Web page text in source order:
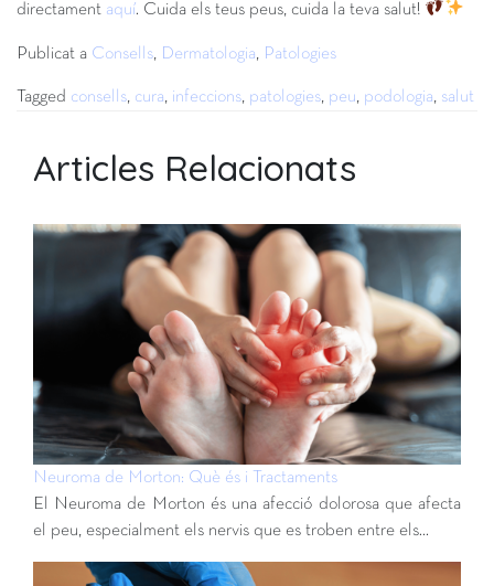
directament aquí. Cuida els teus peus, cuida la teva salut!
Publicat a Consells Dermatologia Patologies
Tagged consells cura infeccions patologies peu podologia salut
Articles Relacionats
Neuroma de Morton: Què és i Tractaments
El Neuroma de Morton és una afecció dolorosa que afecta
el peu, especialment els nervis que es troben entre els…